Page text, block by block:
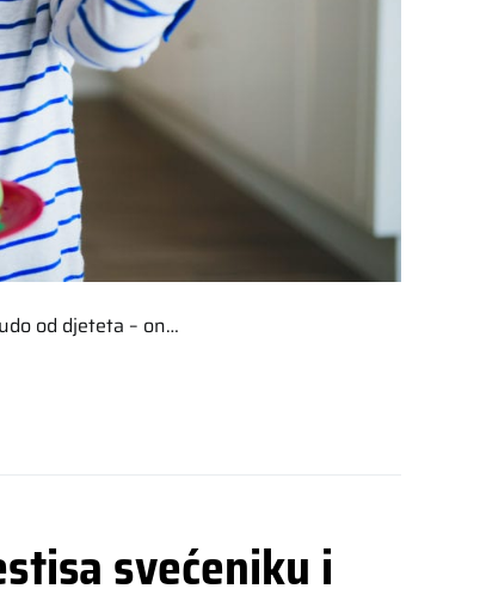
od djeteta – on…
svećeniku i